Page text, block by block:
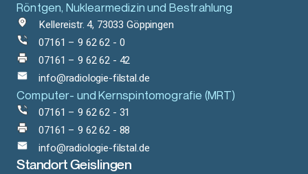
Röntgen, Nuklearmedizin und Bestrahlung
Kellereistr. 4, 73033 Göppingen
07161 – 9 62 62 - 0
07161 – 9 62 62 - 42
info@radiologie-filstal.de
Computer- und Kernspintomografie (MRT)
07161 – 9 62 62 - 31
07161 – 9 62 62 - 88
info@radiologie-filstal.de
Standort Geislingen